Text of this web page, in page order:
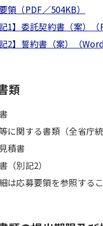
領（PDF／504KB）
記1】委託契約書（案）（
記2】誓約書（案）（
類
に関する書類（全省庁
積書
（別記2）
は応募要領を参照するこ